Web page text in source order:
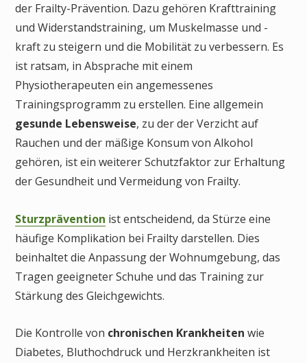
der Frailty-Prävention. Dazu gehören Krafttraining
und Widerstandstraining, um Muskelmasse und -
kraft zu steigern und die Mobilität zu verbessern. Es
ist ratsam, in Absprache mit einem
Physiotherapeuten ein angemessenes
Trainingsprogramm zu erstellen. Eine allgemein
gesunde Lebensweise, zu der der Verzicht auf
Rauchen und der mäßige Konsum von Alkohol
gehören, ist ein weiterer Schutzfaktor zur Erhaltung
der Gesundheit und Vermeidung von Frailty.
Sturzprävention ist entscheidend, da Stürze eine
häufige Komplikation bei Frailty darstellen. Dies
beinhaltet die Anpassung der Wohnumgebung, das
Tragen geeigneter Schuhe und das Training zur
Stärkung des Gleichgewichts.
Die Kontrolle von chronischen Krankheiten wie
Diabetes, Bluthochdruck und Herzkrankheiten ist